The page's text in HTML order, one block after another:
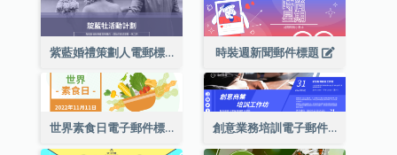
紫藍婚禮策劃人電郵標題 時裝週新聞郵件標題
世界素食日電子郵件標題 創意業務培訓電子郵件標題